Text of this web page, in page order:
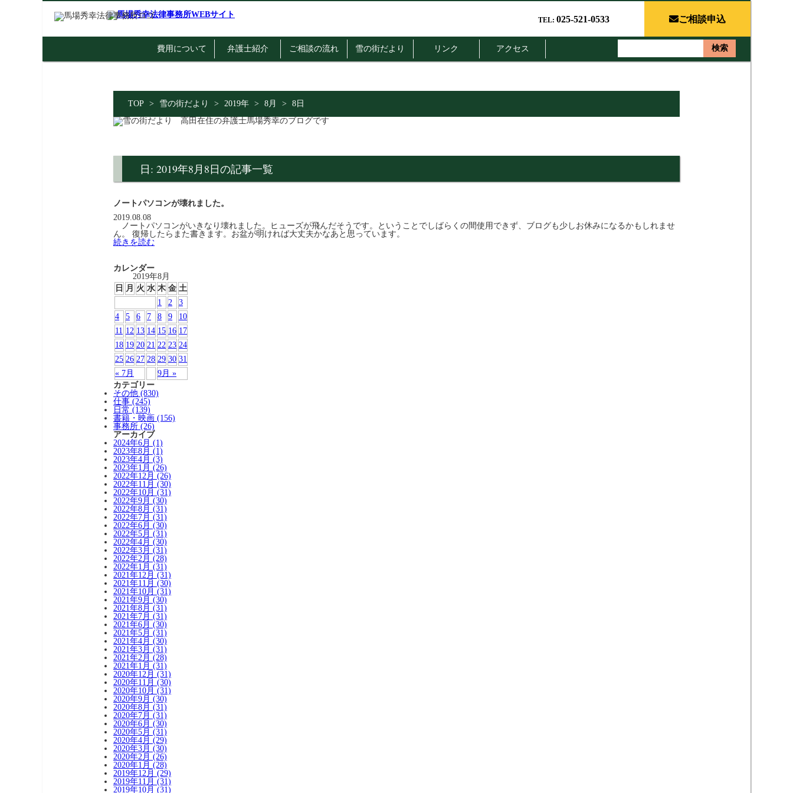
TEL: 025-521-0533 ご相談申込
費用について 弁護士紹介 ご相談の流れ 雪の街だより リンク アクセス
TOP > 雪の街だより > 2019年 > 8月 > 8日
日: 2019年8月8日の記事一覧
ノートパソコンが壊れました。
2019.08.08
ノートパソコンがいきなり壊れました。ヒューズが飛んだそうです。ということでしばらくの間使用できず、ブログも少しお休みになるかもしれませ
ん。 復帰したらまた書きます。お盆が明ければ大丈夫かなあと思っています。
続きを読む
カレンダー
2019年8月
日 月 火 水 木 金 土
« 7月 9月 »
1 2
3
4
5 6 7 8 9
10
11 12 13 14 15 16 17
18 19 20 21 22 23 24
25 26 27 28 29 30 31
カテゴリー
その他 (830)
仕事 (245)
日常 (139)
書籍・映画 (156)
事務所 (26)
アーカイブ
2024年6月 (1)
2023年8月 (1)
2023年4月 (3)
2023年1月 (26)
2022年12月 (26)
2022年11月 (30)
2022年10月 (31)
2022年9月 (30)
2022年8月 (31)
2022年7月 (31)
2022年6月 (30)
2022年5月 (31)
2022年4月 (30)
2022年3月 (31)
2022年2月 (28)
2022年1月 (31)
2021年12月 (31)
2021年11月 (30)
2021年10月 (31)
2021年9月 (30)
2021年8月 (31)
2021年7月 (31)
2021年6月 (30)
2021年5月 (31)
2021年4月 (30)
2021年3月 (31)
2021年2月 (28)
2021年1月 (31)
2020年12月 (31)
2020年11月 (30)
2020年10月 (31)
2020年9月 (30)
2020年8月 (31)
2020年7月 (31)
2020年6月 (30)
2020年5月 (31)
2020年4月 (29)
2020年3月 (30)
2020年2月 (26)
2020年1月 (28)
2019年12月 (29)
2019年11月 (31)
2019年10月 (31)